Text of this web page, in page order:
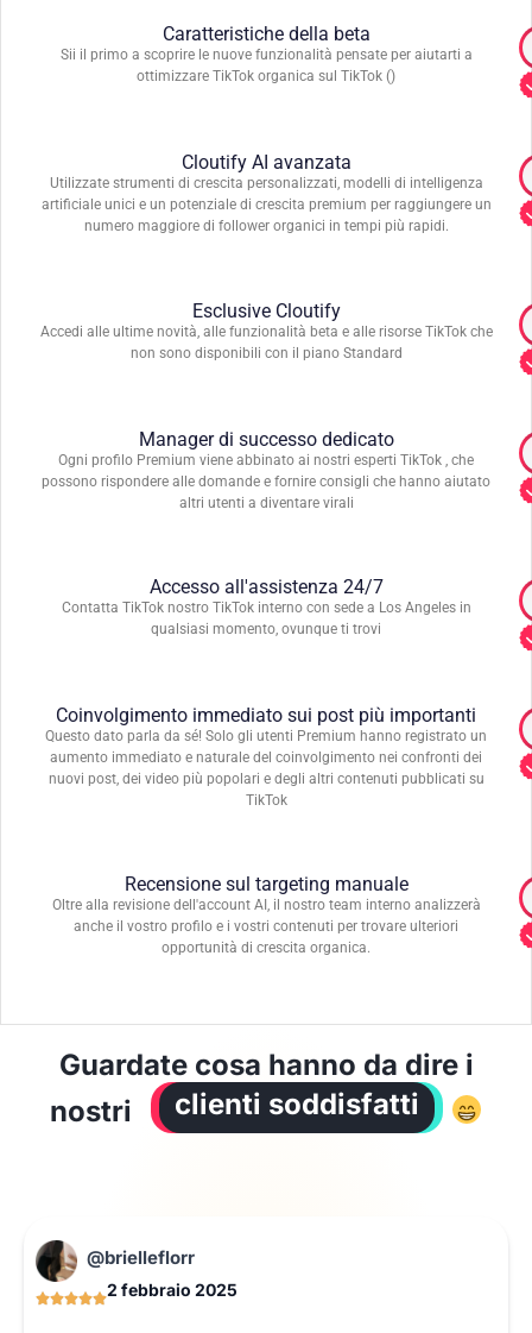
Caratteristiche della beta
Sii il primo a scoprire le nuove funzionalità pensate per aiutarti a
ottimizzare TikTok organica sul TikTok ()
Cloutify AI avanzata
Utilizzate strumenti di crescita personalizzati, modelli di intelligenza
artificiale unici e un potenziale di crescita premium per raggiungere un
numero maggiore di follower organici in tempi più rapidi.
Esclusive Cloutify
Accedi alle ultime novità, alle funzionalità beta e alle risorse TikTok che
non sono disponibili con il piano Standard
Manager di successo dedicato
Ogni profilo Premium viene abbinato ai nostri esperti TikTok , che
possono rispondere alle domande e fornire consigli che hanno aiutato
altri utenti a diventare virali
Accesso all'assistenza 24/7
Contatta TikTok nostro TikTok interno con sede a Los Angeles in
qualsiasi momento, ovunque ti trovi
Coinvolgimento immediato sui post più importanti
Questo dato parla da sé! Solo gli utenti Premium hanno registrato un
aumento immediato e naturale del coinvolgimento nei confronti dei
nuovi post, dei video più popolari e degli altri contenuti pubblicati su
TikTok
Recensione sul targeting manuale
Oltre alla revisione dell'account AI, il nostro team interno analizzerà
anche il vostro profilo e i vostri contenuti per trovare ulteriori
opportunità di crescita organica.
Guardate cosa hanno da dire i
nostri
clienti soddisfatti
2 febbraio 2025
@brielleflorr